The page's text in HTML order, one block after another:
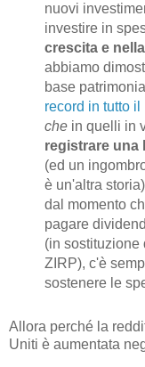
nuovi
investire in
crescita e
abbiamo
base
record in tutto il
chein quelli in
registrare una
(ed un
è un'altra
dal momento
pagare
(in sostituzione
ZIRP), c'è
sostenere le
Allora perché la
Uniti è aumentata